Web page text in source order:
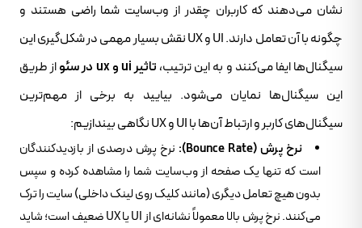
نشان می‌دهند که کاربران چقدر از وب‌سایت شما راضی هستند و
چگونه با آن تعامل دارند. UI و UX نقش بسیار مهمی در شکل‌گیری این
سیگنال‌ها ایفا می‌کنند و به این ترتیب،تاثیر ui و ux در سئو
از طریق
این سیگنال‌ها نمایان می‌شود. بیایید به برخی از مهم‌ترین
سیگنال‌های کاربر و ارتباط آن‌ها با UI و UX نگاهی بیندازیم:
نرخ پرش (Bounce Rate):
نرخ پرش درصدی از بازدیدکنندگان
است که تنها یک صفحه از وب‌سایت شما را مشاهده کرده و سپس
بدون هیچ تعامل دیگری (مانند کلیک روی لینک داخلی) سایت را ترک
می‌کنند. نرخ پرش بالا معمولاً نشانه‌ای از UI یا UX ضعیف است؛ شاید